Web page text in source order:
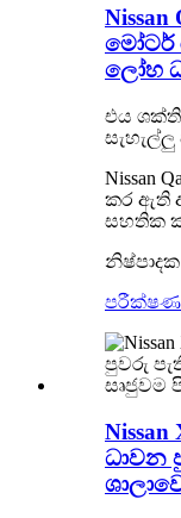
මෝටර්
ලෝහ
එය
Nissan
කර ඇති
සහතික
Nissan
ධාවන